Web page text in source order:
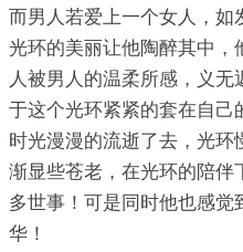
而男人若爱上一个女人，如
光环的美丽让他陶醉其中，
人被男人的温柔所感，义
于这个光环紧紧的套在自
时光漫漫的流逝了去，光
渐显些苍老，在光环的陪伴
多世事！可是同时他也感
华！